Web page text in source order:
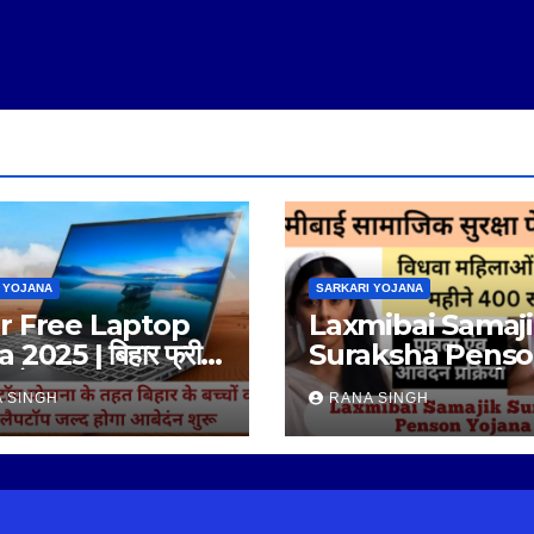
YOJANA
Free Laptop
2025 | बिहार फ्री
योजना 2025 |
SINGH
SARKARI YOJANA
Laxmibai
Suraksha
Yojana | लक्ष्मीबाई
सुरक्षा पेंशन योजना |
RANA SINGH